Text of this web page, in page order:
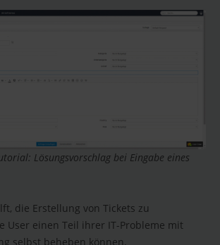
Lösungsvorschlag bei Eingabe eines
die Erstellung von Tickets zu
User einen Teil ihrer IT-Probleme mit
selbst beheben können.